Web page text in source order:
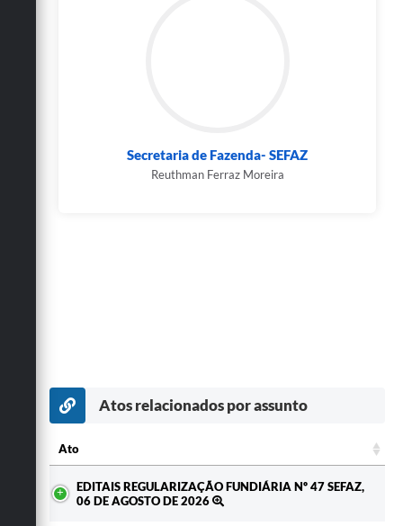
Secretaria de Fazenda- SEFAZ
Reuthman Ferraz Moreira
Atos relacionados por assunto
Ato
EDITAIS REGULARIZAÇÃO FUNDIÁRIA Nº 47 SEFAZ,
06 DE AGOSTO DE 2026